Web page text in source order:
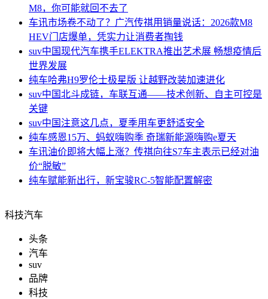
M8，你可能就回不去了
车讯市场卷不动了？广汽传祺用销量说话：2026款M8
HEV门店爆单，凭实力让消费者掏钱
suv中国现代汽车携手ELEKTRA推出艺术展 畅想疫情后
世界发展
纯车哈弗H9罗伦士极星版 让越野改装加速进化
suv中国北斗成链，车联互通——技术创新、自主可控是
关键
suv中国注意这几点，夏季用车更舒适安全
纯车感恩15万、蚂蚁嗨购季 奇瑞新能源嗨购e夏天
车讯油价即将大幅上涨？传祺向往S7车主表示已经对油
价“脱敏”
纯车赋能新出行，新宝骏RC-5智能配置解密
科技汽车
头条
汽车
suv
品牌
科技